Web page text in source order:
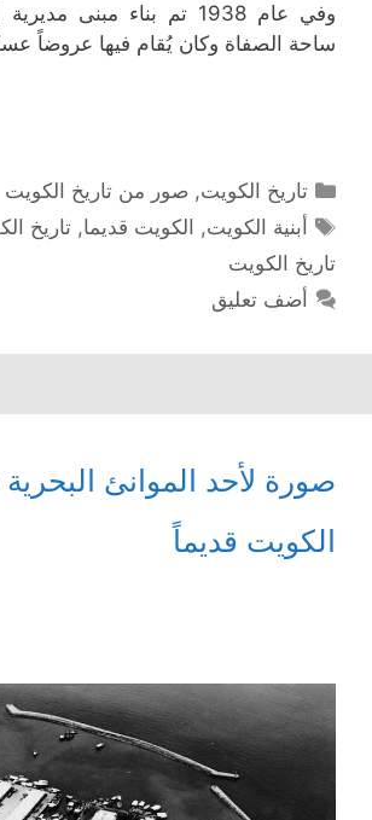
وفي عام 1938 تم بناء مبنى
ساحة الصفاة وكان يُقام فيها عروضاً
التصنيفات
تاريخ الكويت, صور من تاريخ الكويت
الوسوم
أبنية الكويت, الكويت قديما,تاريخ
تاريخ الكويت
أضف تعليق
صورة لأحد الموانئ
الكويت قديماً